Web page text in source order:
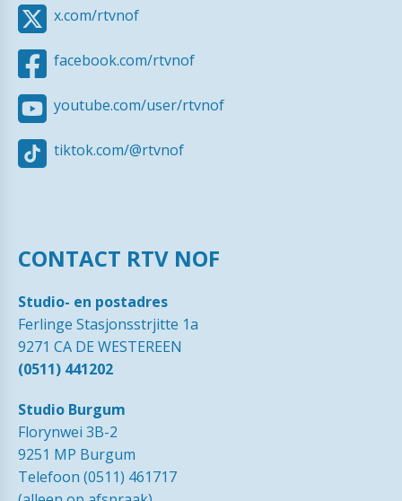
x.com/rtvnof
facebook.com/rtvnof
youtube.com/user/rtvnof
tiktok.com/@rtvnof
CONTACT RTV NOF
Studio- en postadres
Ferlinge Stasjonsstrjitte 1a
9271 CA DE WESTEREEN
(0511) 441202
Studio Burgum
Florynwei 3B-2
9251 MP Burgum
Telefoon (0511) 461717